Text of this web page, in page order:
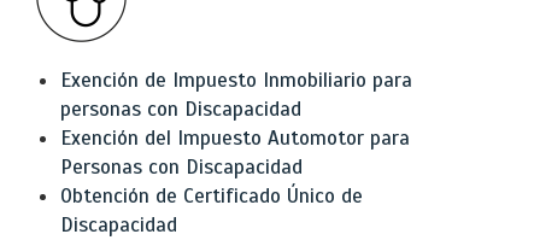
Exención de Impuesto Inmobiliario para
personas con Discapacidad
Exención del Impuesto Automotor para
Personas con Discapacidad
Obtención de Certificado Único de
Discapacidad